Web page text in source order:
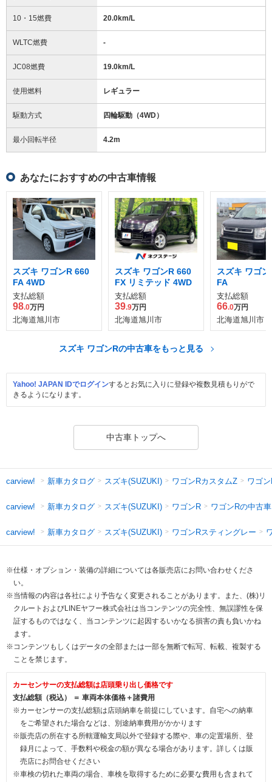
10・15燃費 20.0km/L
WLTC燃費 -
JC08燃費 19.0km/L
使用燃料 レギュラー
駆動方式 四輪駆動（4WD）
最小回転半径 4.2m
あなたにおすすめの中古車情報
スズキ ワゴンR 660
FA 4WD
支払総額
98.0万円
北海道旭川市
スズキ ワゴンR 660
FX リミテッド 4WD
支払総額
39.9万円
北海道旭川市
スズキ ワゴ
FA
支払総額
66.0万円
北海道旭川市
スズキ ワゴンRの中古車をもっと見る
Yahoo! JAPAN IDでログインするとお気に入りに登録や複数見積もりがで
きるようになります。
中古車トップへ
carview! 新車カタログ スズキ(SUZUKI) ワゴンRカスタムZ ワゴ
carview! 新車カタログ スズキ(SUZUKI) ワゴンR ワゴンRの中古車
carview! 新車カタログ スズキ(SUZUKI) ワゴンRスティングレー
※仕様・オプション・装備の詳細については各販売店にお問い合わせくださ
い。
※当情報の内容は各社により予告なく変更されることがあります。また、(株)リ
クルートおよびLINEヤフー株式会社は当コンテンツの完全性、無誤謬性を保
証するものではなく、当コンテンツに起因するいかなる損害の責も負いかね
ます。
※コンテンツもしくはデータの全部または一部を無断で転写、転載、複製する
ことを禁じます。
カーセンサーの支払総額は店頭乗り出し価格です
支払総額（税込） ＝ 車両本体価格＋諸費用
※カーセンサーの支払総額は店頭納車を前提にしています。自宅への納車
をご希望された場合などは、別途納車費用がかかります
※販売店の所在する所轄運輸支局以外で登録する際や、車の定置場所、登
録月によって、手数料や税金の額が異なる場合があります。詳しくは販
売店にお問合せください
※車検の切れた車両の場合、車検を取得するために必要な費用も含まれて